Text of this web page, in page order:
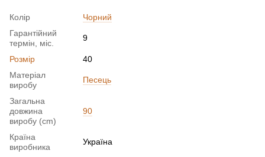
Колір
Чорний
Гарантійний
термін, міс.
9
Розмір
40
Матеріал
виробу
Песець
Загальна
довжина
виробу (cm)
90
Країна
виробника
Україна